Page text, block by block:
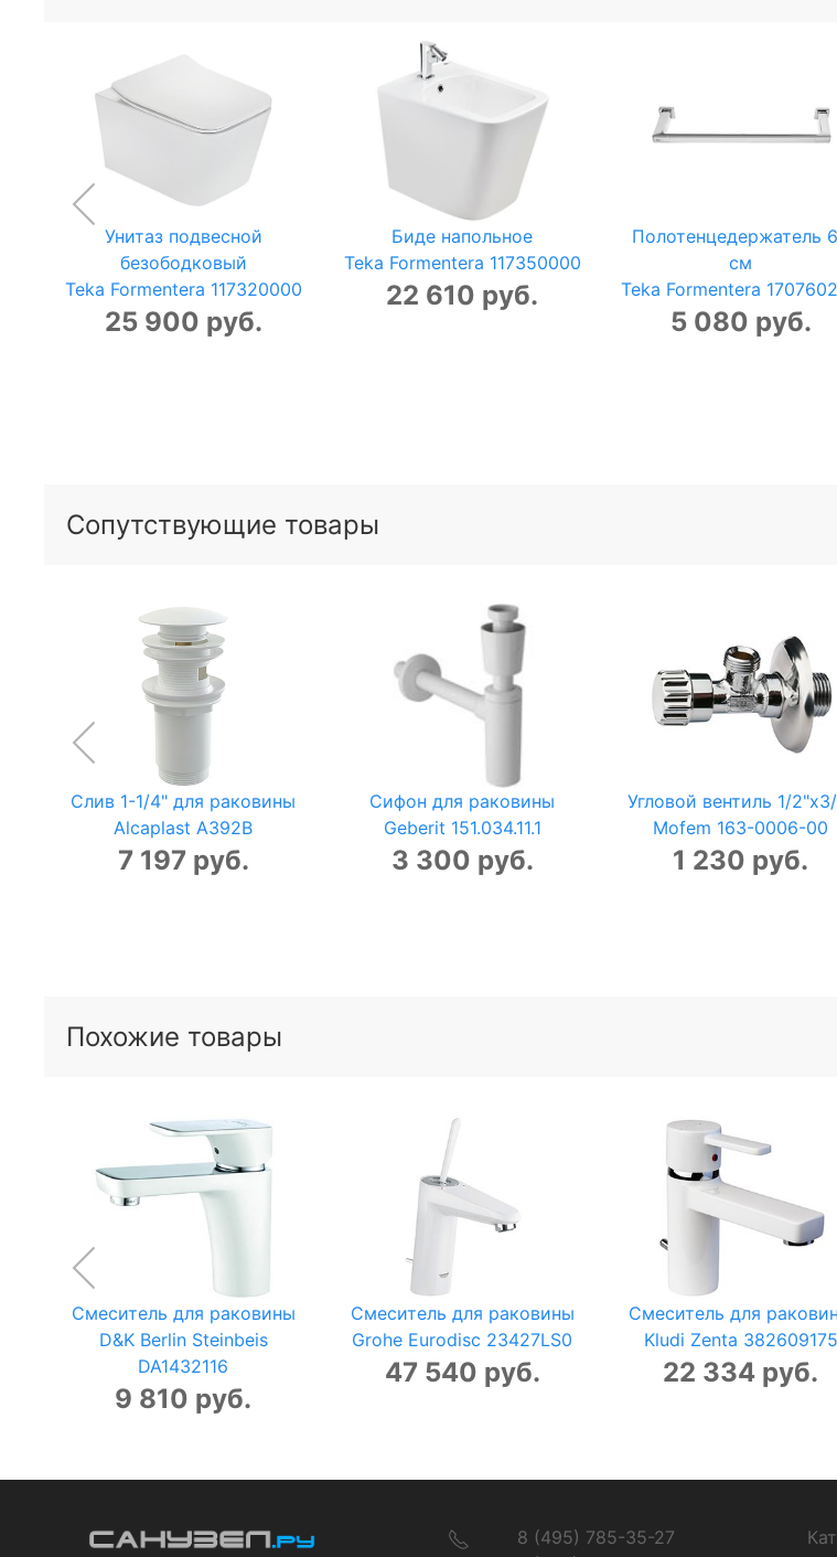
Унитаз подвесной
безободковый
Teka Formentera 117320000
25 900 руб.
Биде напольное
Teka Formentera 117350000
22 610 руб.
Полотенцедержатель
см
Teka Formentera
5 080 руб.
Сопутствующие товары
Слив 1-1/4" для раковины
Alcaplast A392B
7 197 руб.
Сифон для раковины
Geberit 151.034.11.1
3 300 руб.
Угловой вентиль 1/
Mofem 163-0006-00
1 230 руб.
Похожие товары
Смеситель для раковины
D&K Berlin Steinbeis
DA1432116
9 810 руб.
Смеситель для раковины
Grohe Eurodisc 23427LS0
47 540 руб.
Смеситель для
Kludi Zenta 382609175
22 334 руб.
8 (495) 785-35-27